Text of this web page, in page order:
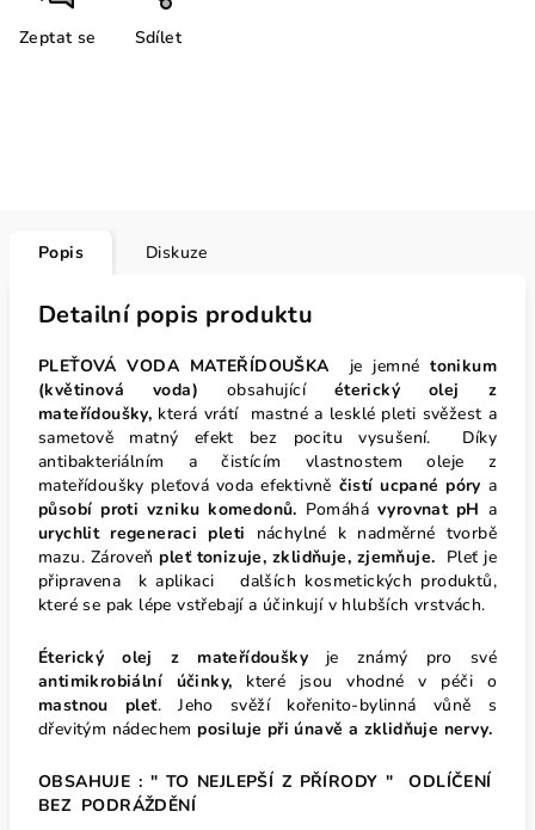
Zeptat se Sdílet
Popis Diskuze
Detailní popis produktu
PLEŤOVÁ VODA MATEŘÍDOUŠKA je jemnétonikum
(květinová voda) obsahující éterický olej z
mateřídoušky, která vrátí mastné a lesklé pleti svěžest a
sametově matný efekt bez pocitu vysušení. Díky
antibakteriálním a čistícím vlastnostem oleje z
mateřídoušky pleťová voda efektivně čistí ucpané póry a
působí proti vzniku komedonů. Pomáhá vyrovnat pH a
urychlit regeneraci pleti náchylné k nadměrné tvorbě
mazu. Zároveň pleť tonizuje, zklidňuje, zjemňuje. Pleť je
připravena k aplikaci dalších kosmetických produktů,
které se pak lépe vstřebají a účinkují v hlubších vrstvách.
Éterický olej z mateřídouškyje známý pro své
antimikrobiální účinky, které jsou vhodné v péči o
mastnou pleť. Jeho svěží kořenito-bylinná vůně s
dřevitým nádechem posiluje při únavě a zklidňuje nervy.
OBSAHUJE : " TO NEJLEPŠÍ Z PŘÍRODY "ODLÍČENÍ
BEZ PODRÁŽDĚNÍ